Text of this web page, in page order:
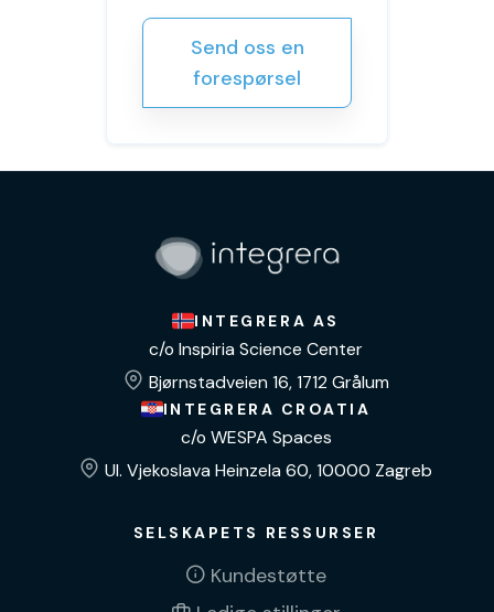
Send oss en
forespørsel
INTEGRERA AS
c/o Inspiria Science Center
Bjørnstadveien 16, 1712 Grålum
INTEGRERA CROATIA
c/o WESPA Spaces
Ul. Vjekoslava Heinzela 60, 10000 Zagreb
SELSKAPETS RESSURSER
Kundestøtte